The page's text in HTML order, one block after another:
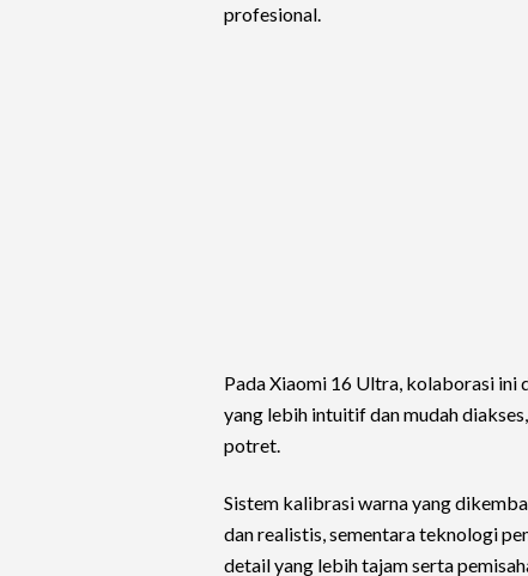
profesional.
Pada Xiaomi 16 Ultra, kolaborasi ini
yang lebih intuitif dan mudah
potret.
Sistem kalibrasi warna yang
dan realistis, sementara teknologi
detail yang lebih tajam serta